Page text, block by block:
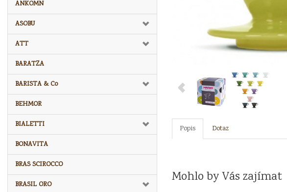
ANKOMN
ASOBU
ATT
BARATZA
BARISTA & Co
BEHMOR
BIALETTI
BONAVITA
BRAS SCIROCCO
BRASIL ORO
Popis Dotaz
Mohlo by Vás zajímat